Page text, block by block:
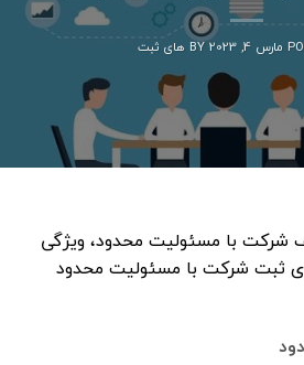
مارس 4, 2023 BY های ثبت
شرکت با مسئولیت محدود، ویژگی
ثبت شرکت با مسئولیت محدود